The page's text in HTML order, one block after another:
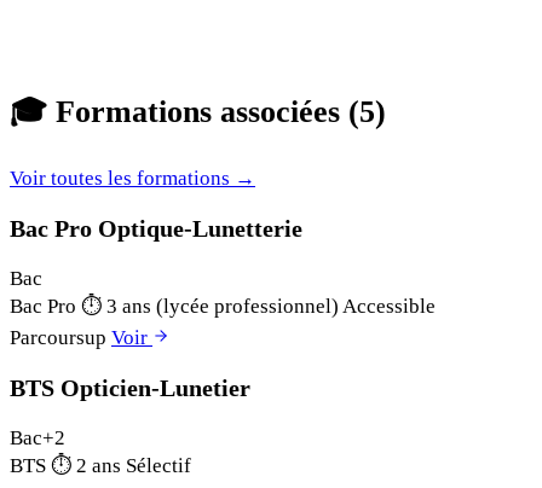
🎓 Formations associées (5)
Voir toutes les formations →
Bac Pro Optique-Lunetterie
Bac
Bac Pro ⏱ 3 ans (lycée professionnel) Accessible
Parcoursup Voir
BTS Opticien-Lunetier
Bac+2
BTS ⏱ 2 ans Sélectif